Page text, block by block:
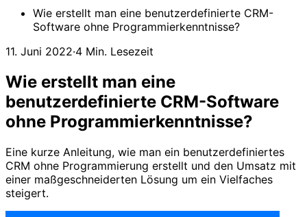
Wie erstellt man eine benutzerdefinierte CRM-
Software ohne Programmierkenntnisse?
11. Juni 2022·4 Min. Lesezeit
Wie erstellt man eine
benutzerdefinierte CRM-Software
ohne Programmierkenntnisse?
Eine kurze Anleitung, wie man ein benutzerdefiniertes
CRM ohne Programmierung erstellt und den Umsatz mit
einer maßgeschneiderten Lösung um ein Vielfaches
steigert.